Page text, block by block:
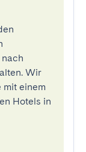
Wir
mit einem
Hotels in